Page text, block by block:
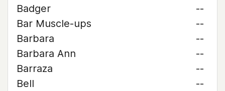
Badger
--
Bar Muscle-ups
--
Barbara
--
Barbara Ann
--
Barraza
--
Bell
--